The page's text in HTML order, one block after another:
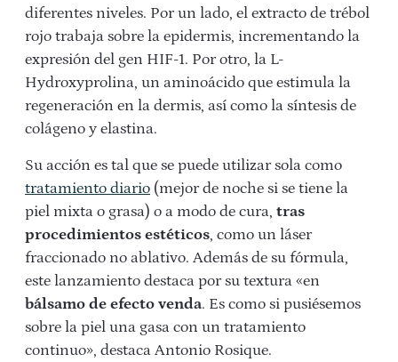
diferentes niveles. Por un lado, el extracto de trébol
rojo trabaja sobre la epidermis, incrementando la
expresión del gen HIF-1. Por otro, la L-
Hydroxyprolina, un aminoácido que estimula la
regeneración en la dermis, así como la síntesis de
colágeno y elastina.
Su acción es tal que se puede utilizar sola como
tratamiento diario (mejor de noche si se tiene la
piel mixta o grasa) o a modo de cura, tras
procedimientos estéticos, como un láser
fraccionado no ablativo. Además de su fórmula,
este lanzamiento destaca por su textura «en
bálsamo de efecto venda. Es como si pusiésemos
sobre la piel una gasa con un tratamiento
continuo», destaca Antonio Rosique.